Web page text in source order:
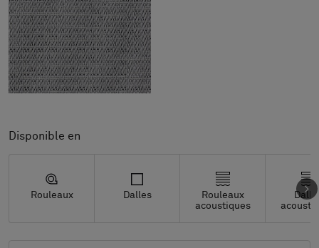
Disponible en
Rouleaux Dalles
Rouleaux
acoustiques